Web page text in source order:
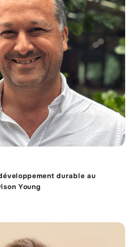
durable au
Young